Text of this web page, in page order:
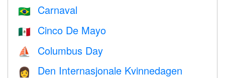
🇧🇷 Carnaval
🇲🇽 Cinco De Mayo
⛵️ Columbus Day
👩 Den Internasjonale Kvinnedagen